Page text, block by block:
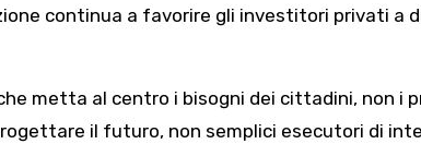
continua a favorire gli investitori privati a
metta al centro i bisogni dei cittadini, non i
il futuro, non semplici esecutori di